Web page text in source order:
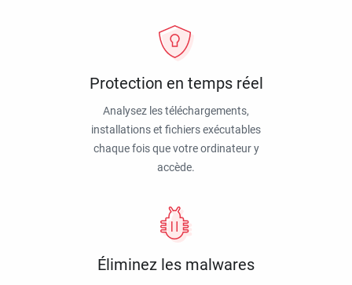
Protection en temps réel
Analysez les téléchargements,
installations et fichiers exécutables
chaque fois que votre ordinateur y
accède.
Éliminez les malwares